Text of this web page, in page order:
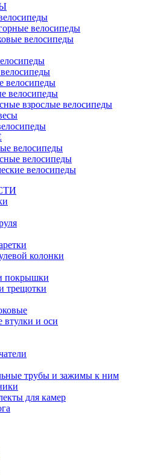
велосипеды
велосипеды
велосипеды
велосипеды
взрослые велосипеды
велосипеды
велосипеды
велосипеды
колонки
покрышки
трещотки
втулки и оси
трубы и зажимы к ним
для камер